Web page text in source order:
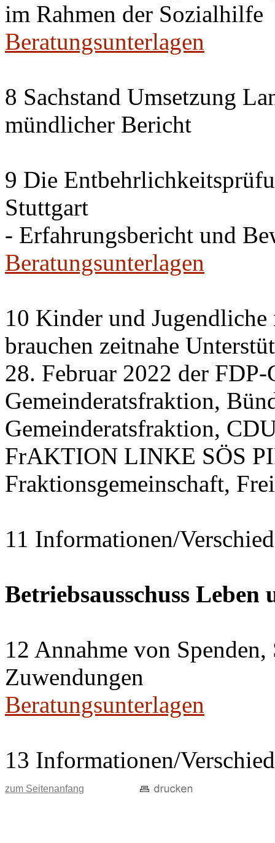
im Rahmen der Sozialhilfe
Beratungsunterlagen
8 Sachstand Umsetzung
mündlicher Bericht
9 Die
Stuttgart
- Erfahrungsbericht und
Beratungsunterlagen
10 Kinder und
brauchen zeitnahe
28. Februar 2022 der
Gemeinderatsfraktion,
Gemeinderatsfraktion,
FrAKTION LINKE SÖS
Fraktionsgemeinschaft,
11 Informationen/
Betriebsausschuss Leben
12 Annahme von
Zuwendungen
Beratungsunterlagen
13 Informationen/
zum Seitenanfang